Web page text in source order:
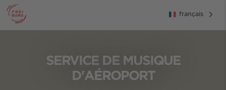
français
SERVICE DE MUSIQUE
D'AÉROPORT